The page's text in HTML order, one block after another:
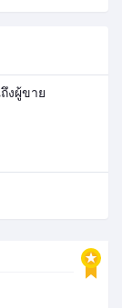
งผู้ขาย